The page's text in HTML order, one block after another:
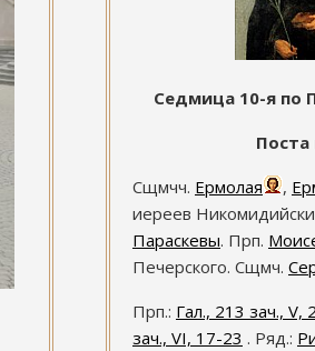
Седмица 10-я по
Поста
Сщмчч. Ермолая ,
иереев
Параскевы. Прп.
Печерского. Сщмч.
Прп.: Гал., 213 зач., V,
зач., VI, 17-23 . Ряд.: